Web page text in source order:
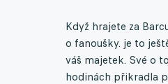
Když hrajete za
o fanoušky. je to
váš majetek. Své o
hodinách přikradla